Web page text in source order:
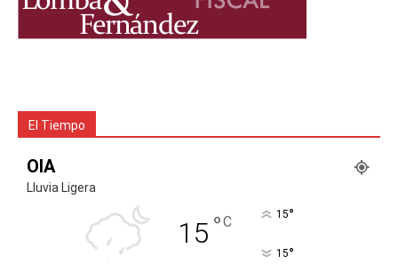
El Tiempo
OIA
Lluvia Ligera
15 °C 15°
15°